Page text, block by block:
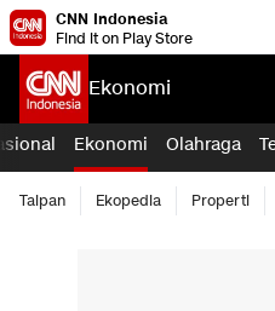
CNN Indonesia
Find it on Play Store
Ekonomi
Ekonomi Olahraga
Taipan Ekopedia Properti